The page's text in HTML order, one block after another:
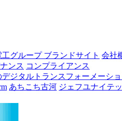
グループ ブランドサイト 会社
ンス コンプライアンス
ジタルトランスフォーメーシ
あちこち古河 ジェフユナイテ